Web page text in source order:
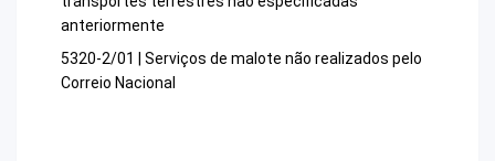
anteriormente
5320-2/01 | Serviços de malote não realizados pelo
Correio Nacional